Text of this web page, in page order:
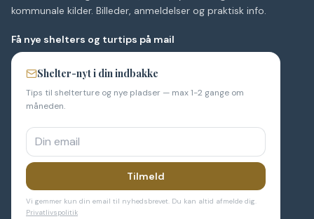
kommunale kilder. Billeder, anmeldelser og praktisk info.
Få nye shelters og turtips på mail
Shelter-nyt i din indbakke
Tips til shelterture og nye pladser — max 1-2 gange om
måneden.
Tilmeld
Vi gemmer kun din email til nyhedsbrevet. Du kan altid afmelde dig.
Privatlivspolitik